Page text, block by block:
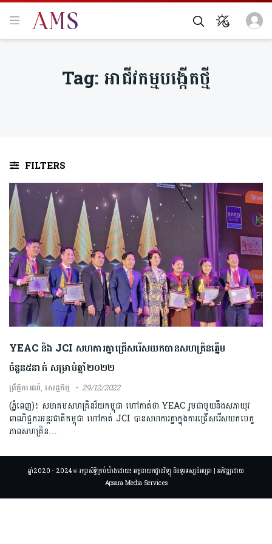
Tag:អាជីវកម្មបង្កើតថ្មី
FILTERS
YEAC និង JCI សហការគ្នាជ្រើសរើសយកបានសហគ្រិនឆ្នើម
ចំនួន៥នាក់ សម្រាប់ឆ្នាំ២០២២
ព្រឹត្តិការណ៍,សេដ្ឋកិច្ច 29/12/2022
(ភ្នំពេញ)៖ សមាគមសហគ្រិនវ័យកម្ពុជា ហៅកាត់ថា YEAC រួមជាមួយនឹងសភាយុវ
ពាណិជ្ជករអន្តរជាតិកម្ពុជា ហៅកាត់ JCI បានសហការគ្នាក្នុងការជ្រើសរើសយកបេក្ខ
ភាពសហគ្រិន…
ឆ្នាំ2020 - 2024 © រក្សាសិទ្ធិគ្រប់យ៉ាងដោយ៖ អគ្គនាយកដ្ឋានវិទ្យុ និងទូរទស្សន៍អប្សរា | អភិវឌ្ឍដោយ
Apsara Media Services